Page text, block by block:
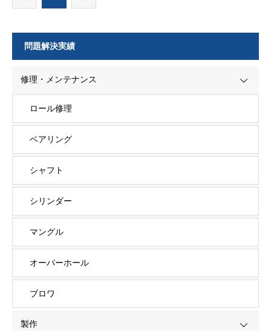
問題解決実績
修理・メンテナンス
ロール修理
ベアリング
シャフト
シリンダー
マングル
オーバーホール
ブロワ
製作